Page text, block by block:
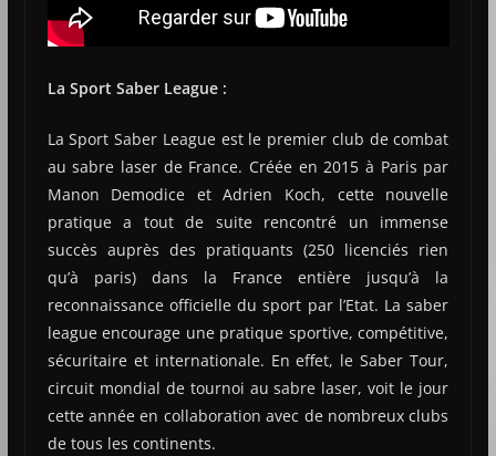
La Sport Saber League :
La Sport Saber League est le premier club de combat
au sabre laser de France. Créée en 2015 à Paris par
Manon Demodice et Adrien Koch, cette nouvelle
pratique a tout de suite rencontré un immense
succès auprès des pratiquants (250 licenciés rien
qu’à paris) dans la France entière jusqu’à la
reconnaissance officielle du sport par l’Etat. La saber
league encourage une pratique sportive, compétitive,
sécuritaire et internationale. En effet, le Saber Tour,
circuit mondial de tournoi au sabre laser, voit le jour
cette année en collaboration avec de nombreux clubs
de tous les continents.